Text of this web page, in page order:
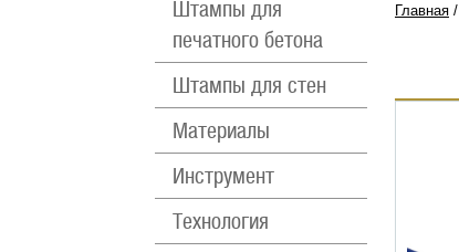
Штампы для
печатного бетона
Штампы для стен
Материалы
Инструмент
Технология
Главная